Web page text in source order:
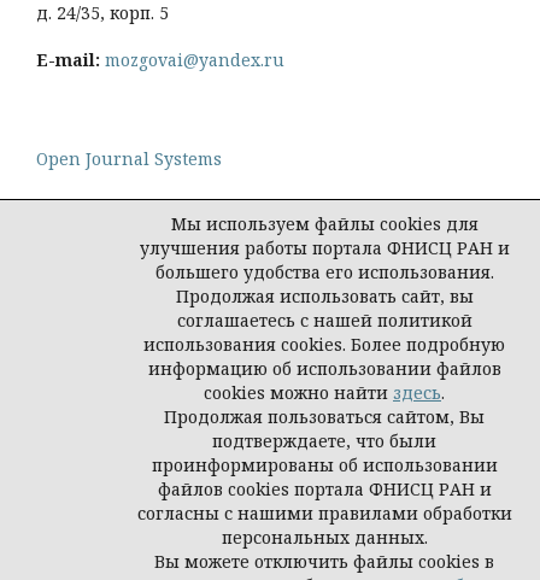
д. 24/35, корп. 5
E-mail: mozgovai@yandex.ru
Open Journal Systems
Политика конфиденциальности персональных
© Социологическая наука и социальная практика,
Мы используем файлы cookies для
улучшения работы портала ФНИСЦ РАН и
большего удобства его использования.
Продолжая использовать сайт, вы
соглашаетесь с нашей политикой
использования cookies. Более подробную
информацию об использовании файлов
cookies можно найти здесь.
Продолжая пользоваться сайтом, Вы
подтверждаете, что были
проинформированы об использовании
файлов cookies портала ФНИСЦ РАН и
согласны с нашими правилами обработки
персональных данных.
Вы можете отключить файлы cookies в